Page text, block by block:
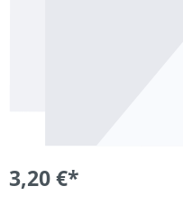
3,20 €*